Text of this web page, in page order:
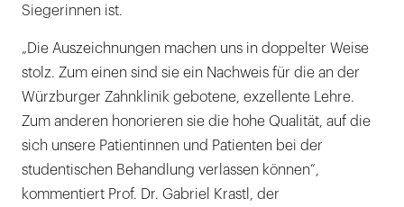
Siegerinnen ist.
„Die Auszeichnungen machen uns in doppelter Weise
stolz. Zum einen sind sie ein Nachweis für die an der
Würzburger Zahnklinik gebotene, exzellente Lehre.
Zum anderen honorieren sie die hohe Qualität, auf die
sich unsere Patientinnen und Patienten bei der
studentischen Behandlung verlassen können“,
kommentiert Prof. Dr. Gabriel Krastl, der